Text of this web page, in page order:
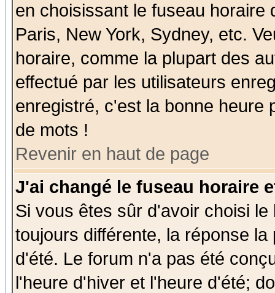
en choisissant le fuseau
Paris, New York, Sydney, etc.
horaire, comme la plupart des
effectué par les utilisateurs
enregistré, c'est la bonne heure
de mots !
Revenir en haut de page
J'ai changé le fuseau horaire
Si vous êtes sûr d'avoir choisi
toujours différente, la réponse
d'été. Le forum n'a pas été
l'heure d'hiver et l'heure d'été;